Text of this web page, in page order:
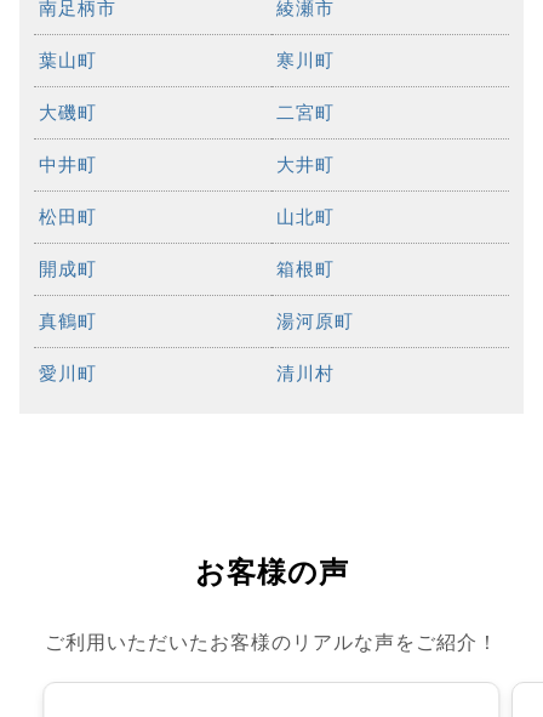
南足柄市 綾瀬市
葉山町 寒川町
大磯町 二宮町
中井町 大井町
松田町 山北町
開成町 箱根町
真鶴町 湯河原町
愛川町 清川村
お客様の声
ご利用いただいたお客様のリアルな声をご紹介！